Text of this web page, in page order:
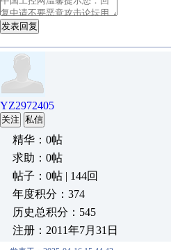
发表回复
YZ2972405
关注 私信
精华：0帖
求助：0帖
帖子：0帖 | 144回
年度积分：374
历史总积分：545
注册：2011年7月31日